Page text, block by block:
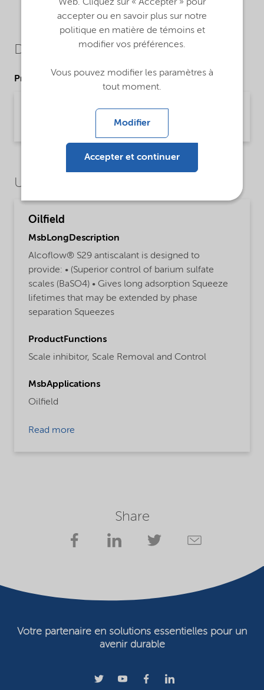
Downloads
Product Data Sheets
PDS Alcoflow S29 (English)
Product Data Sheet | application/pdf (30,2 KB) | English
Use Cases
Oilfield
MsbLongDescription
Alcoflow® S29 antiscalant is designed to
provide: • (Superior control of barium sulfate
scales (BaSO4) • Gives long adsorption Squeeze
lifetimes that may be extended by phase
separation Squeezes
ProductFunctions
Scale inhibitor, Scale Removal and Control
MsbApplications
Oilfield
Read more
Share
Votre partenaire en solutions essentielles pour un
avenir durable
Web. Cliquez sur « Accepter » pour
accepter ou en savoir plus sur notre
politique en matière de témoins et
modifier vos préférences.
Vous pouvez modifier les paramètres à
tout moment.
Modifier
Accepter et continuer